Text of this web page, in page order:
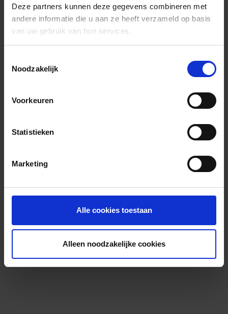
Deze partners kunnen deze gegevens combineren met
andere informatie die u aan ze heeft verzameld op basis
van uw gebruik van hun services.
Noodzakelijk
Voorkeuren
Statistieken
Marketing
Alle cookies toestaan
Alleen noodzakelijke cookies